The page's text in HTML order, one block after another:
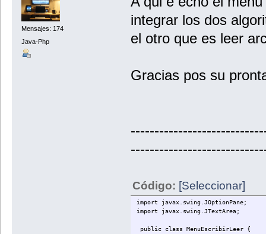
case 2:
}// cierre del public static
Mensajes: 174
Java-Php
integrar los dos
el otro que es leer
Gracias pos su
Código: [Seleccionar]
import javax.swing.JOptionPane;
import javax.swing.JTextArea;
public class MenuEscribirLeer {